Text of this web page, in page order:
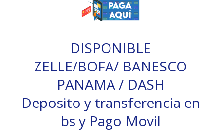
DISPONIBLE
ZELLE/BOFA/ BANESCO
PANAMA / DASH
Deposito y transferencia en
bs y Pago Movil